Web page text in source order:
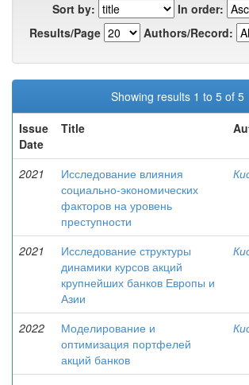
Sort by:
In order:
Results/Page
Authors/Record:
Showing results 1 to 5 of 5
Issue
Date
Title
2021
Исследование влияния
социально-экономических
факторов на уровень
преступности
2021
Исследование структуры
динамики курсов акций
крупнейших банков Европы и
Азии
2022
Моделирование и
оптимизация портфелей
акций банков